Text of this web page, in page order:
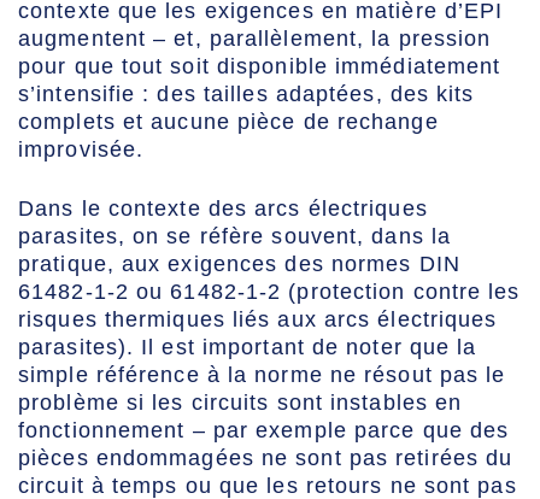
contexte que les exigences en matière d’EPI
augmentent – et, parallèlement, la pression
pour que tout soit disponible immédiatement
s’intensifie : des tailles adaptées, des kits
complets et aucune pièce de rechange
improvisée.
Dans le contexte des arcs électriques
parasites, on se réfère souvent, dans la
pratique, aux exigences des normes DIN
61482-1-2 ou 61482-1-2 (protection contre les
risques thermiques liés aux arcs électriques
parasites). Il est important de noter que la
simple référence à la norme ne résout pas le
problème si les circuits sont instables en
fonctionnement – par exemple parce que des
pièces endommagées ne sont pas retirées du
circuit à temps ou que les retours ne sont pas